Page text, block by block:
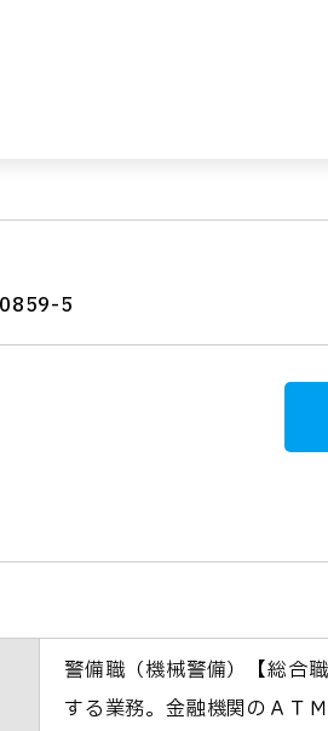
5
警備職（機械警備）【総合
する業務。金融機関のＡＴ